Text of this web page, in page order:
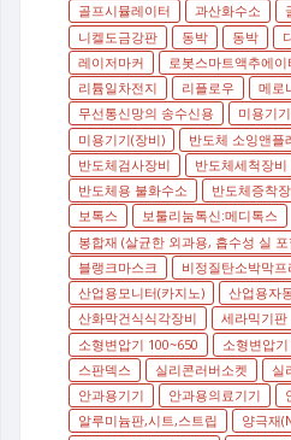
골프시뮬레이터
과산화수소
니켈도금강판
동박 동박
레이저마커
로봇스마트액추에이
리튬일차전지
리플로우 메로
무선통신망의 송수신용
미용기
미용기기(장비)
반도체 소잉앤플
반도체검사장비
반도체세척장비
반도체용 불화수소
반도체증착
보톡스
보툴리눔톡신:메디톡스
봉합재 (살균한 외과용, 흡수성 실 포
블랭크마스크
비정질탄소박막
산업용모니터(카지노)
산업용자
산화막건식식각장비
세라믹기판
소형변압기 100~650
소형변압
스판덱스
실리콘러버소켓 실
안과용기기
안과용의료기기
알루미늄판,시트,스트립
양극재